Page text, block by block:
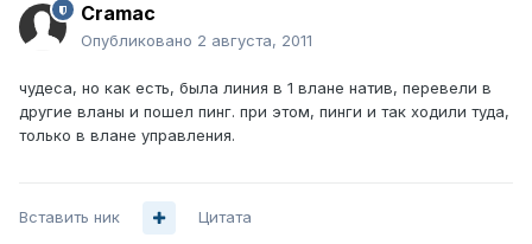
Cramac
Опубликовано 2 августа, 2011
чудеса, но как есть, была линия в 1 влане натив, перевели в
другие вланы и пошел пинг. при этом, пинги и так ходили туда,
только в влане управления.
Вставить ник Цитата